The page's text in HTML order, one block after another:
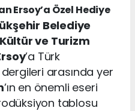
Ersoy’a Özel Hediye
Belediye
ve Turizm
’a Türk
arasında yer
’ın en önemli eseri
tablosu